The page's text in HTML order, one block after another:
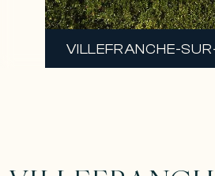
VILLEFRANCHE-